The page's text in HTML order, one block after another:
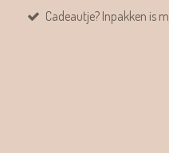
Cadeautje? Inpakken is